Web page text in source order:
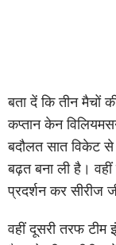
बता दें कि तीन मैचों
कप्तान केन
बदौलत सात विकेट
बढ़त बना ली है।
प्रदर्शन कर सीरीज
वहीं दूसरी तरफ